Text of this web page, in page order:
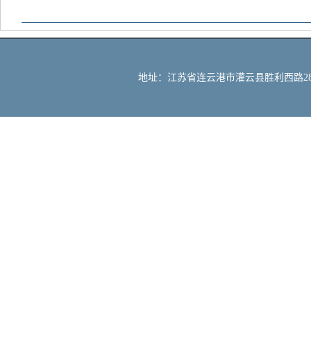
地址：江苏省连云港市灌云县胜利西